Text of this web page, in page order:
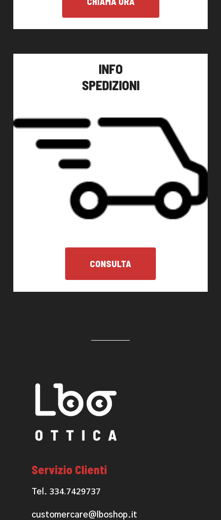
INFO
SPEDIZIONI
CONSULTA
Servizio Clienti
Tel. 334.7429737
customercare@lboshop.it